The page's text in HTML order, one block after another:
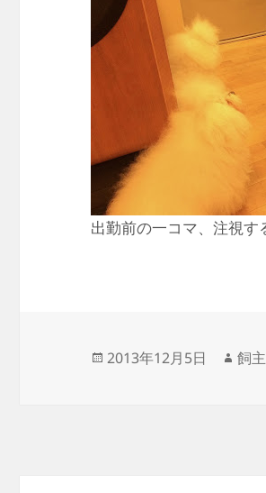
出勤前の一コマ、注視
投
2013年12月5日
作
飼主